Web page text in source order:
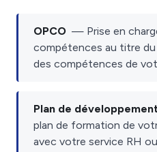
OPCO — Prise en
compétences au titre
des compétences de
Plan de développement
plan de formation de
avec votre service RH